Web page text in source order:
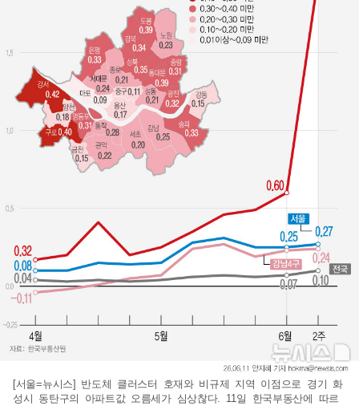
[서울=뉴시스] 반도체 클러스터 호재와 비규제 지역 이점으로 경기 화
성시 동탄구의 아파트값 오름세가 심상찮다. 11일 한국부동산에 따르